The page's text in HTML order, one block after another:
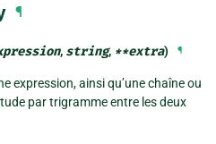
¶
, string, **extra) ¶
expression, ainsi qu’une chaîne ou
par trigramme entre les deux